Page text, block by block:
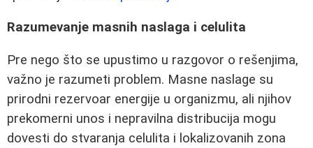
Razumevanje masnih naslaga i celulita
Pre nego što se upustimo u razgovor o rešenjima,
važno je razumeti problem. Masne naslage su
prirodni rezervoar energije u organizmu, ali njihov
prekomerni unos i nepravilna distribucija mogu
dovesti do stvaranja celulita i lokalizovanih zona